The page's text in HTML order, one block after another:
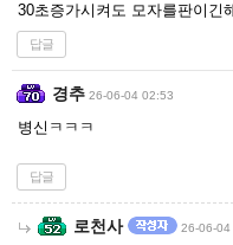
30초증가시켜도 모자를판이긴
답글
경추 26-06-04 02:53
병신ㅋㅋㅋ
답글
로천사 26-06-04